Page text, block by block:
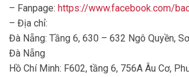
– Fanpage: https://www.facebook.com/
– Địa chỉ:
Đà Nẵng: Tầng 6, 630 – 632 Ngô Quyền,
Đà Nẵng
Hồ Chí Minh: F602, tầng 6, 756A Âu Cơ,